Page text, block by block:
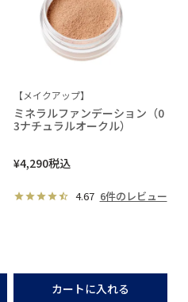
【メイクアップ】
ミネラルファンデーション（0
3ナチュラルオークル）
¥4,290税込
4.67 6件のレビュー
カートに入れる